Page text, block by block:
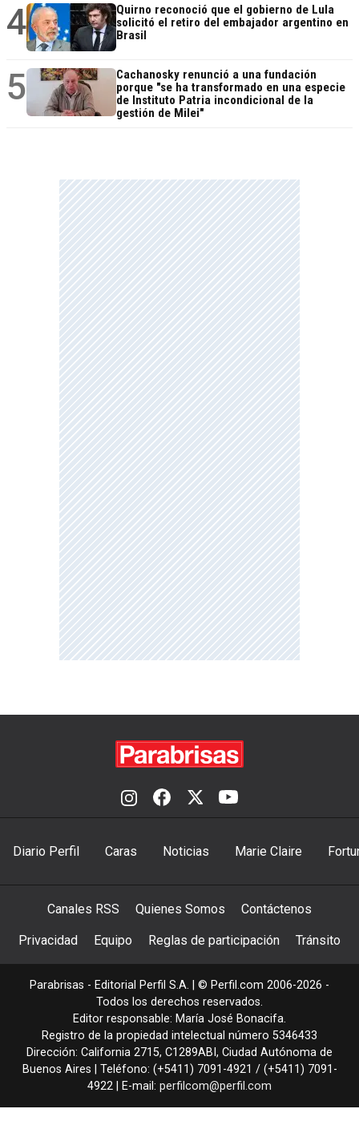
4
Quirno reconoció que el gobierno de Lula
solicitó el retiro del embajador argentino en
Brasil
5
Cachanosky renunció a una fundación
porque "se ha transformado en una especie
de Instituto Patria incondicional de la
gestión de Milei"
Diario Perfil Caras Noticias Marie Claire
Canales RSS Quienes Somos Contáctenos
Privacidad Equipo Reglas de participación Tránsito
Parabrisas - Editorial Perfil S.A. | © Perfil.com 2006-2026 -
Todos los derechos reservados.
Editor responsable: María José Bonacifa.
Registro de la propiedad intelectual número 5346433
Dirección: California 2715, C1289ABI , Ciudad Autónoma de
Buenos Aires | Teléfono: (+5411) 7091-4921 / (+5411) 7091-
4922 | E-mail: perfilcom@perfil.com